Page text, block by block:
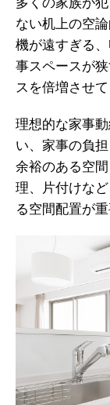
ない机上の空
機が遠すぎる
事スペースが
スを倍増させて
理想的な家事
い、家事の負
余裕のある空
理、片付けな
る空間配置が重